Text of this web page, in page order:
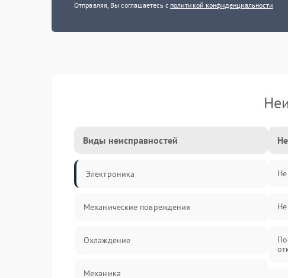
Отправляя, Вы соглашаетесь с политикой конфиденциальности
Виды неисправностей
Электроника
Механические повреждения
Охлаждение
Механика